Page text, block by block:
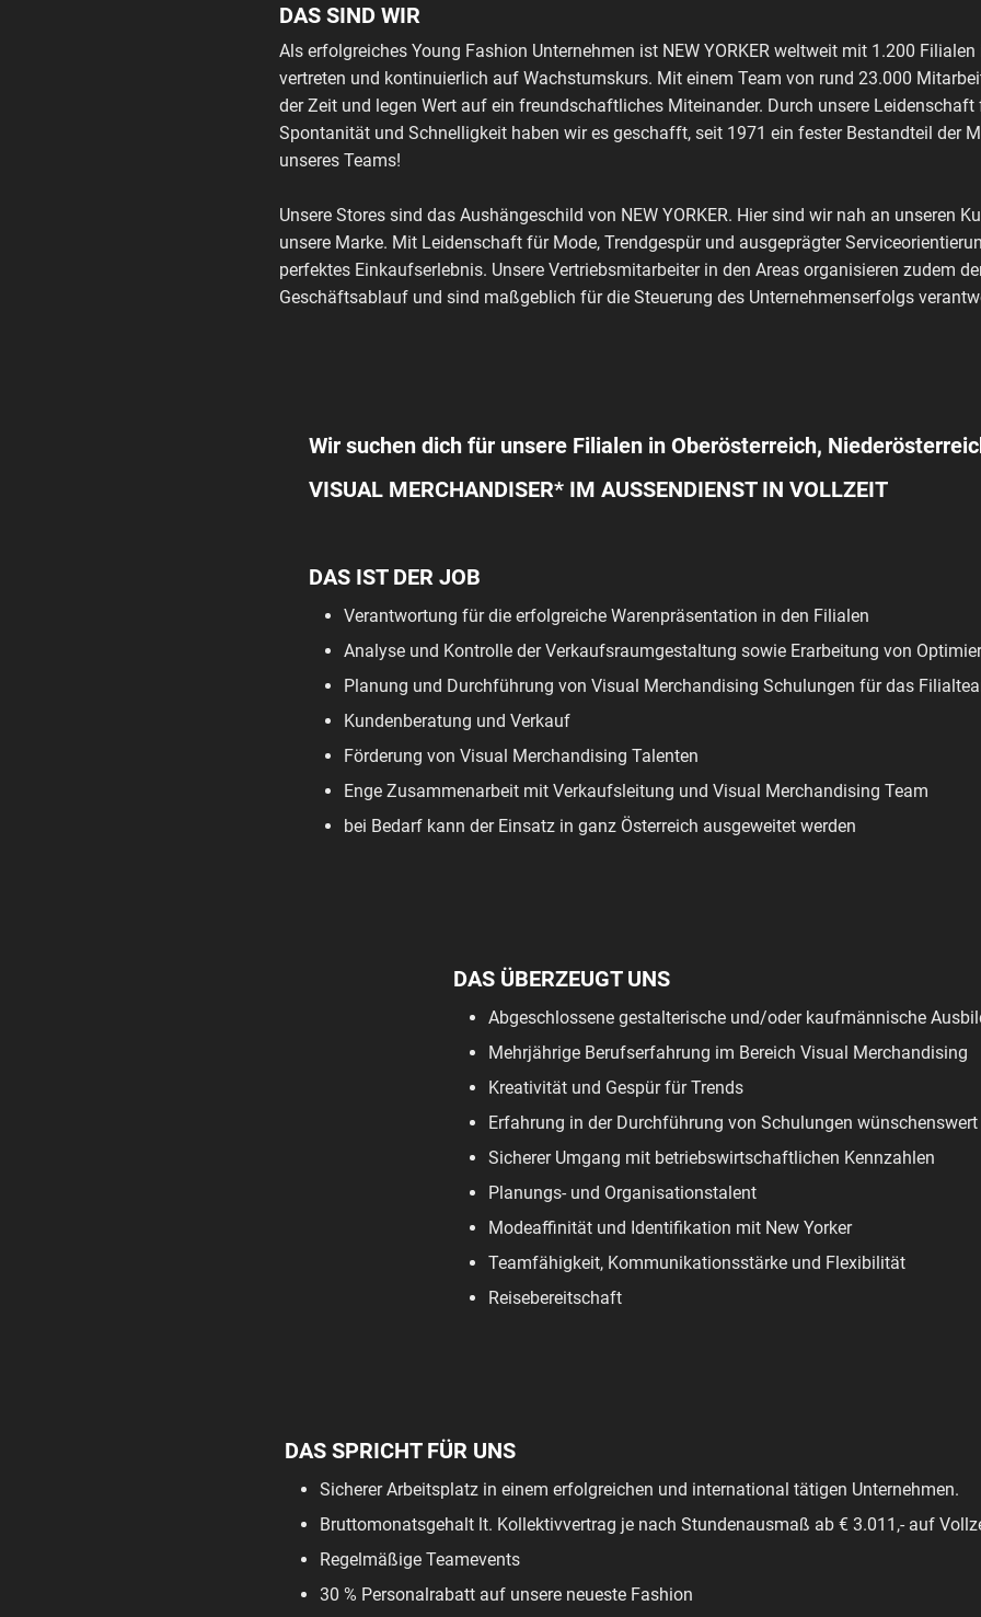
DAS SIND WIR
Als erfolgreiches Young Fashion Unternehmen ist NEW YORKER weltweit mit 1.200
vertreten und kontinuierlich auf Wachstumskurs. Mit einem Team von rund 23.000
der Zeit und legen Wert auf ein freundschaftliches Miteinander. Durch unsere Leidenschaft
Spontanität und Schnelligkeit haben wir es geschafft, seit 1971 ein fester Bestandteil der
unseres Teams!
Unsere Stores sind das Aushängeschild von NEW YORKER. Hier sind wir nah an unseren
unsere Marke. Mit Leidenschaft für Mode, Trendgespür und ausgeprägter
perfektes Einkaufserlebnis. Unsere Vertriebsmitarbeiter in den Areas organisieren zudem
Geschäftsablauf und sind maßgeblich für die Steuerung des Unternehmenserfolgs
Wir suchen dich für unsere Filialen in Oberösterreich,
VISUAL MERCHANDISER* IM AUSSENDIENST IN VOLLZEIT
DAS IST DER JOB
Verantwortung für die erfolgreiche Warenpräsentation in den Filialen
Analyse und Kontrolle der Verkaufsraumgestaltung sowie Erarbeitung von
Planung und Durchführung von Visual Merchandising Schulungen für das
Kundenberatung und Verkauf
Förderung von Visual Merchandising Talenten
Enge Zusammenarbeit mit Verkaufsleitung und Visual Merchandising Team
bei Bedarf kann der Einsatz in ganz Österreich ausgeweitet werden
DAS ÜBERZEUGT UNS
Abgeschlossene gestalterische und/oder kaufmännische
Mehrjährige Berufserfahrung im Bereich Visual Merchandising
Kreativität und Gespür für Trends
Erfahrung in der Durchführung von Schulungen wünschenswert
Sicherer Umgang mit betriebswirtschaftlichen Kennzahlen
Planungs- und Organisationstalent
Modeaffinität und Identifikation mit New Yorker
Teamfähigkeit, Kommunikationsstärke und Flexibilität
Reisebereitschaft
DAS SPRICHT FÜR UNS
Sicherer Arbeitsplatz in einem erfolgreichen und international tätigen Unternehmen.
Bruttomonatsgehalt lt. Kollektivvertrag je nach Stundenausmaß ab € 3.011,- auf
Regelmäßige Teamevents
30 % Personalrabatt auf unsere neueste Fashion